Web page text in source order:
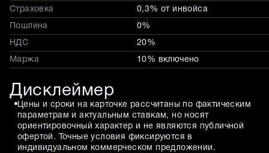
Страховка 0,3% от инвойса
Пошлина 0%
НДС 20%
Маржа 10% включено
Дисклеймер
Цены и сроки на карточке рассчитаны по фактическим
параметрам и актуальным ставкам, но носят
ориентировочный характер и не являются публичной
офертой. Точные условия фиксируются в
индивидуальном коммерческом предложении.